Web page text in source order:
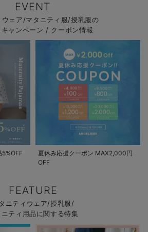
EVENT
ウェア/マタニティ服/授乳服の
ャンペーン / クーポン情報
夏休み応援クーポン MAX2,000円
OFF
FEATURE
ニティウェア/授乳服/
ニティ用品に関する特集